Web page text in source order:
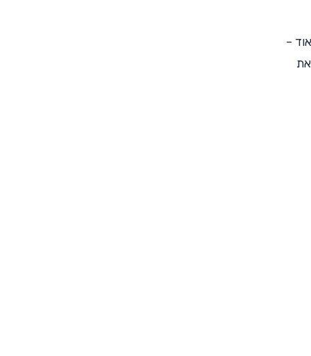
–
את